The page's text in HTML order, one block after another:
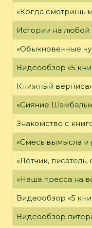
«Когда смотришь
Истории на любой
«Обыкновенные
Видеообзор «5
Книжный
«Сияние Шамбалы»
Знакомство с
«Смесь вымысла и
«Лётчик, писатель,
«Наша пресса на
Видеообзор «5
Видеообзор